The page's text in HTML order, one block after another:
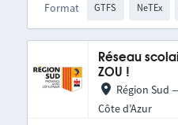
Format GTFS NeTEx
Réseau
ZOU !
Région Sud
Côte d’Azur